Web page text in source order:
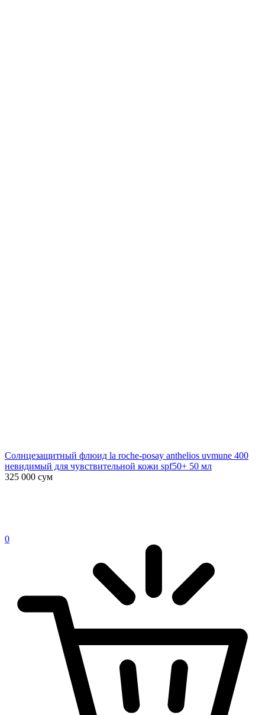
Солнцезащитный флюид la roche-posay anthelios uvmune 400
невидимый для чувствительной кожи spf50+ 50 мл
325 000 сум
0